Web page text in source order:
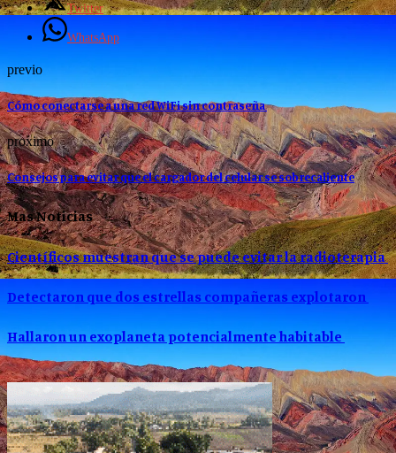
Twitter
WhatsApp
previo
Cómo conectarse a una red WiFi sin contraseña
proximo
Consejos para evitar que el cargador del celular se sobrecaliente
Mas Noticias
Científicos muestran que se puede evitar la radioterapia
Detectaron que dos estrellas compañeras explotaron
Hallaron un exoplaneta potencialmente habitable